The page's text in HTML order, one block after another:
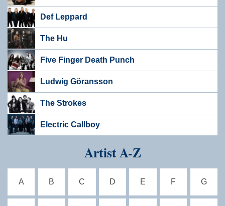
Def Leppard
The Hu
Five Finger Death Punch
Ludwig Göransson
The Strokes
Electric Callboy
Artist A-Z
A B C D E F G